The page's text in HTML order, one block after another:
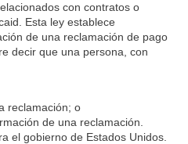
con contratos o
Esta ley establece
de una reclamación de pago
decir que una persona, con
reclamación; o
de una reclamación.
el gobierno de Estados Unidos.